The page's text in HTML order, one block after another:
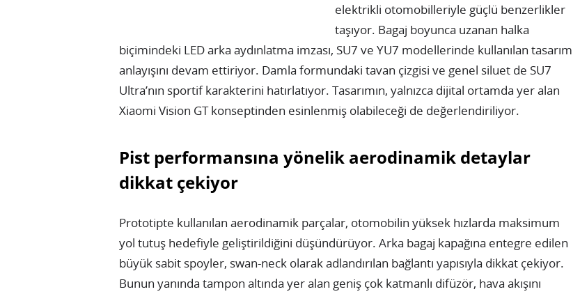
elektrikli otomobilleriyle güçlü benzerlikler
taşıyor. Bagaj boyunca uzanan halka
biçimindeki LED arka aydınlatma imzası, SU7 ve YU7 modellerinde kullanılan tasarım
anlayışını devam ettiriyor. Damla formundaki tavan çizgisi ve genel siluet de SU7
Ultra’nın sportif karakterini hatırlatıyor. Tasarımın, yalnızca dijital ortamda yer alan
Xiaomi Vision GT konseptinden esinlenmiş olabileceği de değerlendiriliyor.
Pist performansına yönelik aerodinamik detaylar
dikkat çekiyor
Prototipte kullanılan aerodinamik parçalar, otomobilin yüksek hızlarda maksimum
yol tutuş hedefiyle geliştirildiğini düşündürüyor. Arka bagaj kapağına entegre edilen
büyük sabit spoyler, swan-neck olarak adlandırılan bağlantı yapısıyla dikkat çekiyor.
Bunun yanında tampon altında yer alan geniş çok katmanlı difüzör, hava akışını